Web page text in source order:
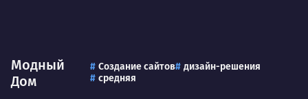
Модный
Дом
Создание сайтов
дизайн-решения
средняя